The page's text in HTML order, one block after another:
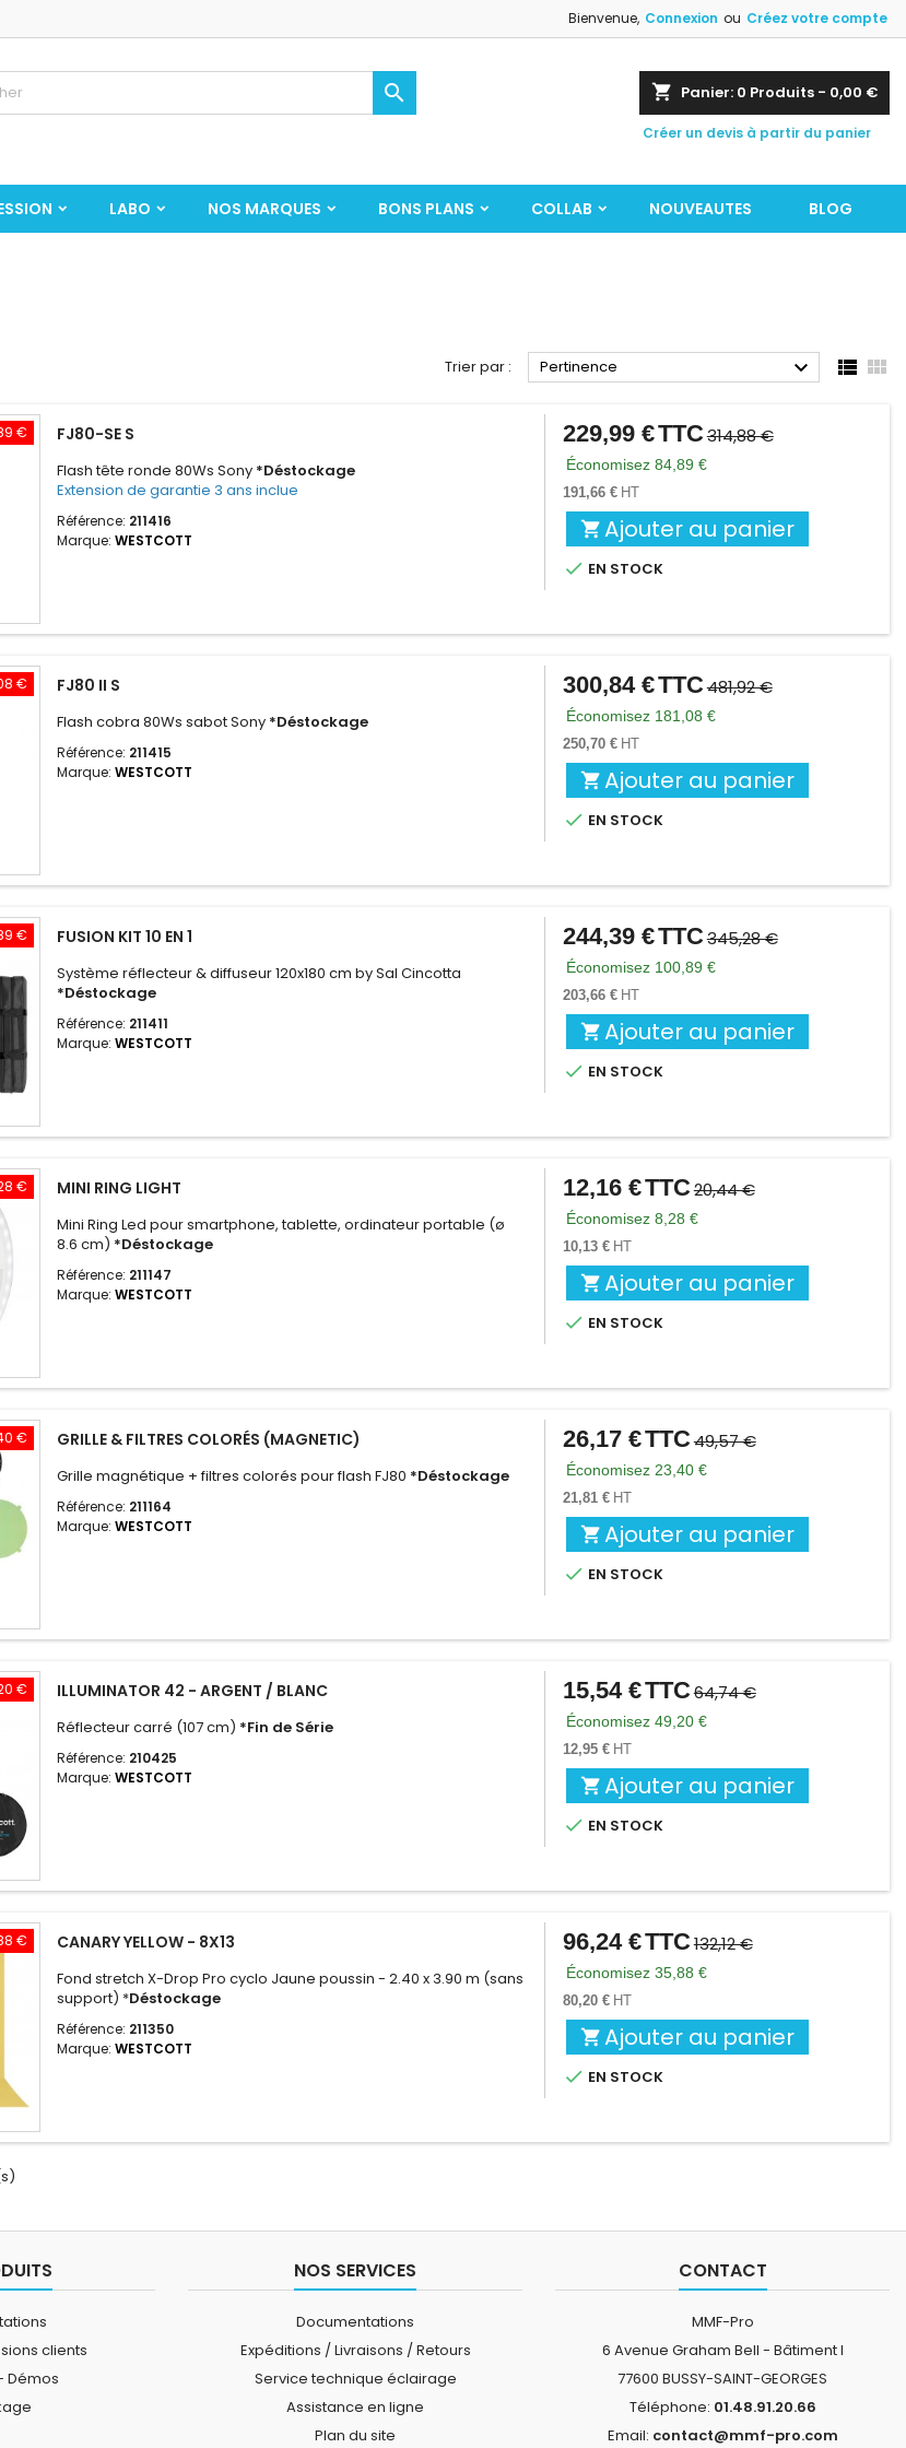
Bienvenue, Connexion ou Créez votre compte
shopping_cart Panier: 0 Produits - 0,00 €
Créer un devis à partir du panier

LABO NOS MARQUES BONS PLANS COLLAB NOUVEAUTES BLOG
Trier par : Pertinence   
€ FJ80-SE S
Flash tête ronde 80Ws Sony *Déstockage
Extension de garantie 3 ans inclue
Référence: 211416
Marque: WESTCOTT
Prix
Prix
de
base
229,99 €TTC314,88 €
Économisez 84,89 €
191,66 € HT
 Ajouter au panier
 EN STOCK
€ FJ80 II S
Flash cobra 80Ws sabot Sony *Déstockage
Référence: 211415
Marque: WESTCOTT
Prix
Prix
de
base
300,84 €TTC481,92 €
Économisez 181,08 €
250,70 € HT
 Ajouter au panier
 EN STOCK
€ FUSION KIT 10 EN 1
Système réflecteur & diffuseur 120x180 cm by Sal Cincotta
*Déstockage
Référence: 211411
Marque: WESTCOTT
Prix
Prix
de
base
244,39 €TTC345,28 €
Économisez 100,89 €
203,66 € HT
 Ajouter au panier
 EN STOCK
€ MINI RING LIGHT
Mini Ring Led pour smartphone, tablette, ordinateur portable (ø
8.6 cm) *Déstockage
Référence: 211147
Marque: WESTCOTT
Prix
Prix
de
base
12,16 €TTC20,44 €
Économisez 8,28 €
10,13 € HT
 Ajouter au panier
 EN STOCK
€ GRILLE & FILTRES COLORÉS (MAGNETIC)
Grille magnétique + filtres colorés pour flash FJ80 *Déstockage
Référence: 211164
Marque: WESTCOTT
Prix
Prix
de
base
26,17 €TTC49,57 €
Économisez 23,40 €
21,81 € HT
 Ajouter au panier
 EN STOCK
€ ILLUMINATOR 42 - ARGENT / BLANC
Réflecteur carré (107 cm) *Fin de Série
Référence: 210425
Marque: WESTCOTT
Prix
Prix
de
base
15,54 €TTC64,74 €
Économisez 49,20 €
12,95 € HT
 Ajouter au panier
 EN STOCK
€ CANARY YELLOW - 8X13
Fond stretch X-Drop Pro cyclo Jaune poussin - 2.40 x 3.90 m (sans
support) *Déstockage
Référence: 211350
Marque: WESTCOTT
Prix
Prix
de
base
96,24 €TTC132,12 €
Économisez 35,88 €
80,20 € HT
 Ajouter au panier
 EN STOCK
clients
Démos
NOS SERVICES
Documentations
Expéditions / Livraisons / Retours
Service technique éclairage
Assistance en ligne
Plan du site
CONTACT
MMF-Pro
6 Avenue Graham Bell - Bâtiment I
77600 BUSSY-SAINT-GEORGES
Téléphone: 01.48.91.20.66
Email: contact@mmf-pro.com